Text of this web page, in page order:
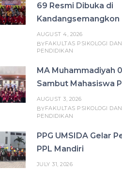
69 Resmi Dibuka di
Kandangsemangkon
AUGUST 4, 2026
BYFAKULTAS PSIKOLOGI
PENDIDIKAN
MA Muhammadiyah
Sambut Mahasiswa
AUGUST 3, 2026
BYFAKULTAS PSIKOLOGI
PENDIDIKAN
PPG UMSIDA Gelar
PPL Mandiri
JULY 31, 2026